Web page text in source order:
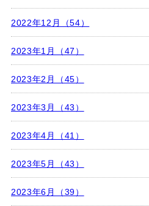
2022年12月（54）
2023年1月（47）
2023年2月（45）
2023年3月（43）
2023年4月（41）
2023年5月（43）
2023年6月（39）